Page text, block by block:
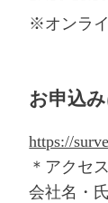
※オンライ
お申込
https://
＊アクセ
会社名・